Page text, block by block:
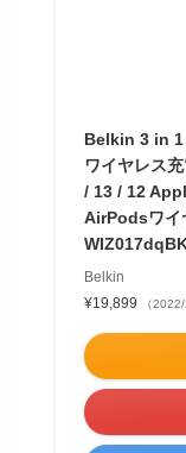
Belkin 3 in 1
ワイヤレス
/ 13 / 12
AirPodsワイ
Belkin
¥19,899
（